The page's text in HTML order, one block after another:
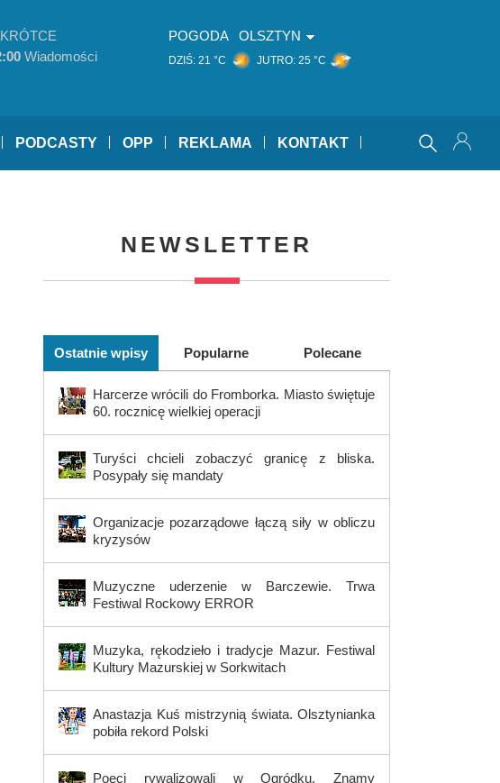
Wiadomości
POGODA OLSZTYN
DZIŚ: 21 °C JUTRO: 25 °C
PODCASTY OPP REKLAMA KONTAKT
NEWSLETTER
Ostatnie wpisy Popularne Polecane
Harcerze wrócili do Fromborka. Miasto świętuje
60. rocznicę wielkiej operacji
Turyści chcieli zobaczyć granicę z bliska.
Posypały się mandaty
Organizacje pozarządowe łączą siły w obliczu
kryzysów
Muzyczne uderzenie w Barczewie. Trwa
Festiwal Rockowy ERROR
Muzyka, rękodzieło i tradycje Mazur. Festiwal
Kultury Mazurskiej w Sorkwitach
Anastazja Kuś mistrzynią świata. Olsztynianka
pobiła rekord Polski
Poeci rywalizowali w Ogródku. Znamy